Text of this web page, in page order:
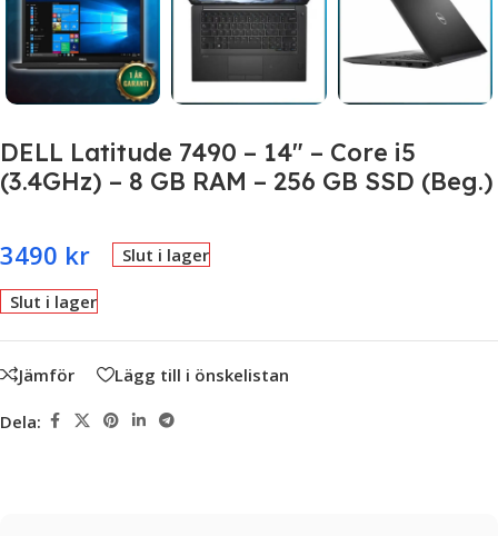
DELL Latitude 7490 – 14″ – Core i5
(3.4GHz) – 8 GB RAM – 256 GB SSD (Beg.)
3490 kr Slut i lager
Slut i lager
Jämför Lägg till i önskelistan
Dela: